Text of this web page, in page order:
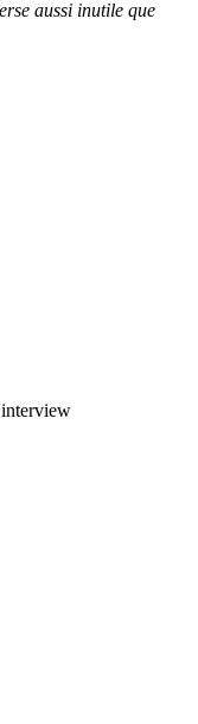
aussi inutile que